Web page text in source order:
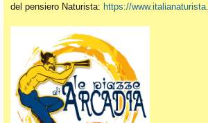
del pensiero Naturista: https://